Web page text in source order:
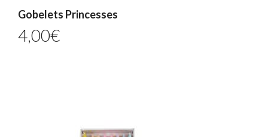
Gobelets Princesses
4,00€